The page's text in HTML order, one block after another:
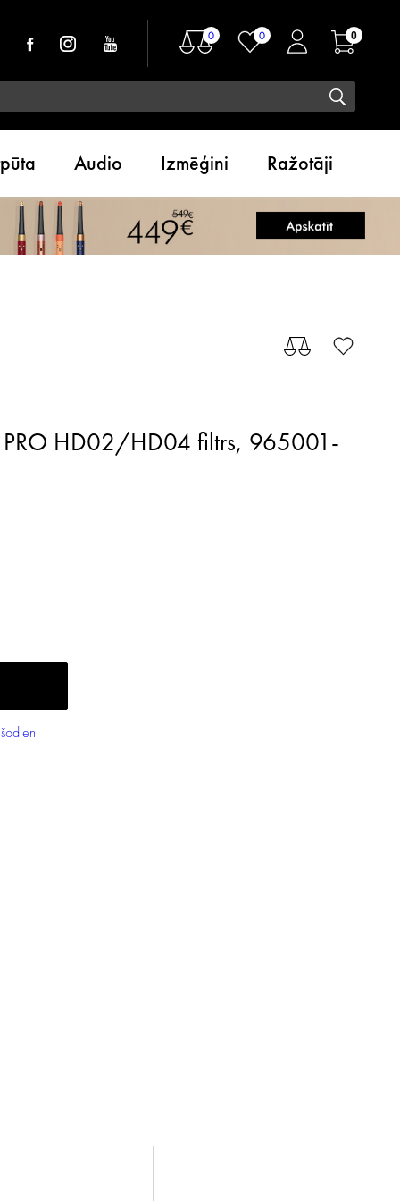
0 0 0
Audio Izmēģini Ražotāji
šodien